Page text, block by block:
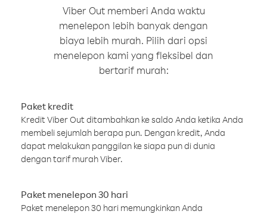
Viber Out memberi Anda waktu
menelepon lebih banyak dengan
biaya lebih murah. Pilih dari opsi
menelepon kami yang fleksibel dan
bertarif murah:
Paket kredit
Kredit Viber Out ditambahkan ke saldo Anda ketika Anda
membeli sejumlah berapa pun. Dengan kredit, Anda
dapat melakukan panggilan ke siapa pun di dunia
dengan tarif murah Viber.
Paket menelepon 30 hari
Paket menelepon 30 hari memungkinkan Anda